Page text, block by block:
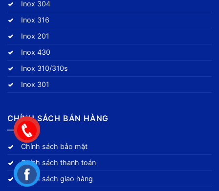
Inox 304
Inox 316
Inox 201
Inox 430
Inox 310/310s
Inox 301
CHÍNH SÁCH BÁN HÀNG
Chính sách bảo mật
Chính sách thanh toán
Chính sách giao hàng